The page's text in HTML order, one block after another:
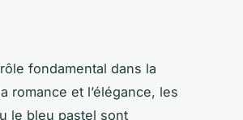
fondamental dans la
romance et l’élégance, les
le bleu pastel sont